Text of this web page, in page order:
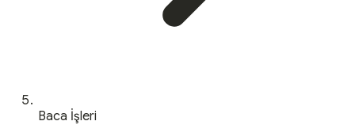
Baca İşleri